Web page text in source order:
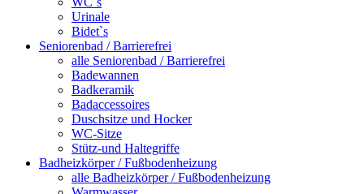
Urinale
Bidet`s
Seniorenbad / Barrierefrei
alle Seniorenbad / Barrierefrei
Badewannen
Badkeramik
Badaccessoires
Duschsitze und Hocker
WC-Sitze
Stütz-und Haltegriffe
Badheizkörper / Fußbodenheizung
alle Badheizkörper / Fußbodenheizung